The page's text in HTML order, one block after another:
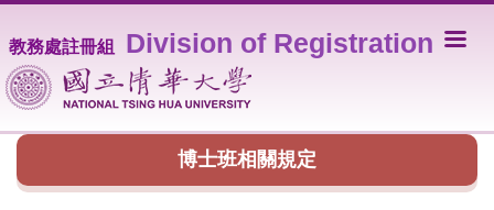
到
主
要
內
容
教務處註冊組 Division of Registration
博士班相關規定